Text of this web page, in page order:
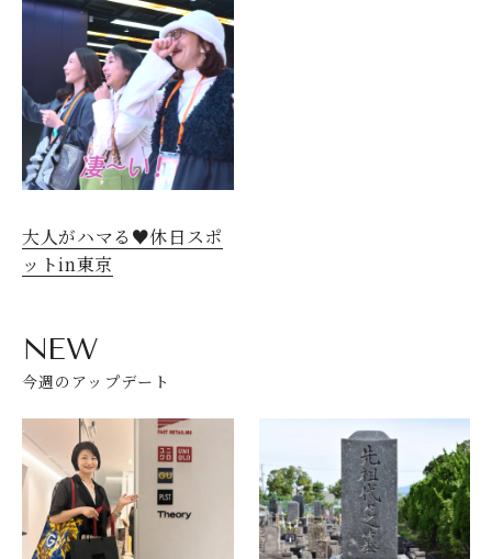
大人がハマる♥休日スポ
ットin東京
NEW
今週のアップデート